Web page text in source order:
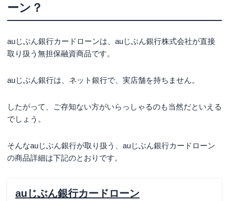
auじぶん銀行カードローンを無職でも借りることはでき
るのか？
auじぶん銀行カードローンの必要書類
審査に必要となる項目
auじぶん銀行カードローンの審査で確認されるポ
イント
auじぶん銀行カードローンの契約までの流れと
ーン？
auじぶん銀行カードローンは、auじぶん銀行株式会社が直接
取り扱う無担保融資商品です。
auじぶん銀行は、ネット銀行で、実店舗を持ちません。
したがって、ご存知ない方がいらっしゃるのも当然だといえる
でしょう。
そんなauじぶん銀行が取り扱う、auじぶん銀行カードローン
の商品詳細は下記のとおりです。
auじぶん銀行カードローン